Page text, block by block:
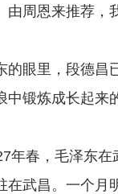
由周恩来推荐，
眼里，段德昌
中锻炼成长起来
春，毛泽东在
在武昌。一个月